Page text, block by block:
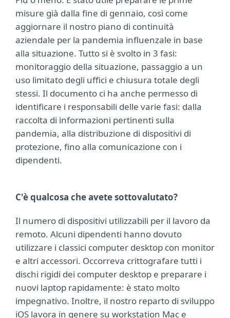
misure già dalla fine di gennaio, così come
aggiornare il nostro piano di continuità
aziendale per la pandemia influenzale in base
alla situazione. Tutto si è svolto in 3 fasi:
monitoraggio della situazione, passaggio a un
uso limitato degli uffici e chiusura totale degli
stessi. Il documento ci ha anche permesso di
identificare i responsabili delle varie fasi: dalla
raccolta di informazioni pertinenti sulla
pandemia, alla distribuzione di dispositivi di
protezione, fino alla comunicazione con i
dipendenti.
C'è qualcosa che avete sottovalutato?
Il numero di dispositivi utilizzabili per il lavoro da
remoto. Alcuni dipendenti hanno dovuto
utilizzare i classici computer desktop con monitor
e altri accessori. Occorreva crittografare tutti i
dischi rigidi dei computer desktop e preparare i
nuovi laptop rapidamente: è stato molto
impegnativo. Inoltre, il nostro reparto di sviluppo
iOS lavora in genere su workstation Mac e